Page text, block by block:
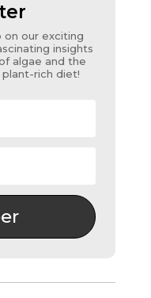
on our exciting
insights
algae and the
rich diet!